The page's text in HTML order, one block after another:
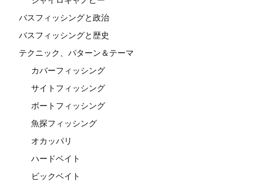
バスフィッシングと政治
バスフィッシングと歴史
テクニック、パターン＆テーマ
カバーフィッシング
サイトフィッシング
ボートフィッシング
魚探フィッシング
オカッパリ
ハードベイト
ビックベイト